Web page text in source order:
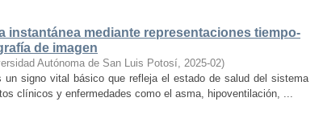
instantánea mediante representaciones tiempo-
de imagen
Autónoma de San Luis Potosí, 2025-02)
un signo vital básico que refleja el estado de salud del sistema
clínicos y enfermedades como el asma, hipoventilación, ...